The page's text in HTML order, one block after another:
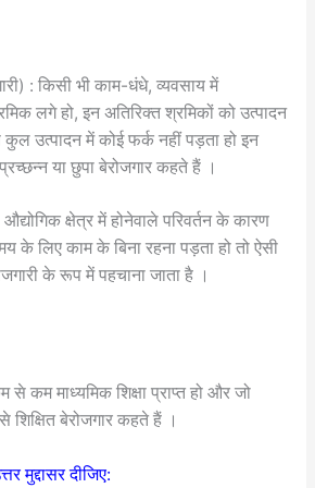
: किसी भी काम-धंधे, व्यवसाय में
लगे हो, इन अतिरिक्त श्रमिकों को उत्पादन
उत्पादन में कोई फर्क नहीं पड़ता हो इन
या छुपा बेरोजगार कहते हैं ।
क्षेत्र में होनेवाले परिवर्तन के कारण
के लिए काम के बिना रहना पड़ता हो तो ऐसी
के रूप में पहचाना जाता है ।
से कम माध्यमिक शिक्षा प्राप्त हो और जो
शिक्षित बेरोजगार कहते हैं ।
मुद्दासर दीजिए: